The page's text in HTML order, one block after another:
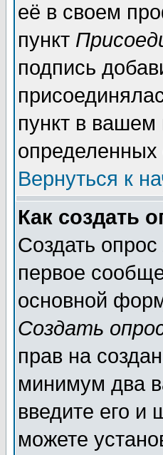
её в своем
пункт
подпись
пункт в
Вернуться к
Как создать
Создать опрос
первое
основной
Создать
прав на
минимум два
введите его и
можете